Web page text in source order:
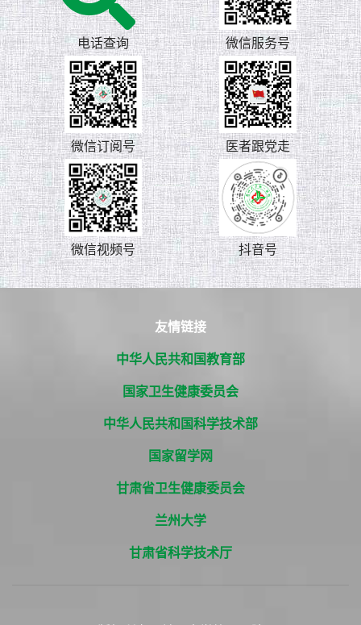
电话查询 微信服务号
微信订阅号 医者跟党走
微信视频号 抖音号
友情链接
中华人民共和国教育部
国家卫生健康委员会
中华人民共和国科学技术部
国家留学网
甘肃省卫生健康委员会
兰州大学
甘肃省科学技术厅